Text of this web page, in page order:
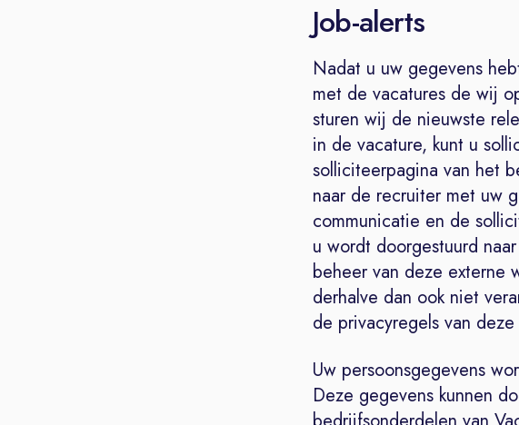
Job-alerts
Nadat u uw gegevens
met de vacatures de wij
sturen wij de nieuwste
in de vacature, kunt u
solliciteerpagina van het
naar de recruiter met uw
communicatie en de
u wordt doorgestuurd
beheer van deze externe
derhalve dan ook niet
de privacyregels van
Uw persoonsgegevens
Deze gegevens kunnen